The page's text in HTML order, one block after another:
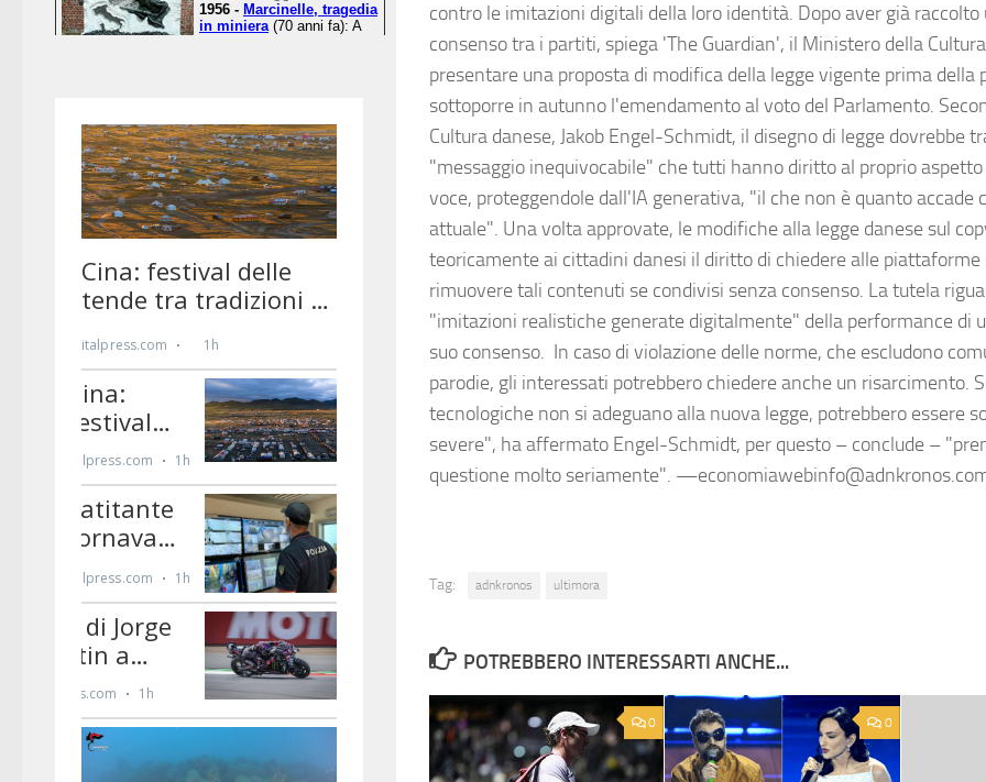
contro le imitazioni digitali della loro identità. Dopo aver già raccolto
consenso tra i partiti, spiega 'The Guardian', il Ministero della
presentare una proposta di modifica della legge vigente prima della
sottoporre in autunno l'emendamento al voto del Parlamento.
Cultura danese, Jakob Engel-Schmidt, il disegno di legge dovrebbe
"messaggio inequivocabile" che tutti hanno diritto al proprio
voce, proteggendole dall'IA generativa, "il che non è quanto accade
attuale". Una volta approvate, le modifiche alla legge danese sul
teoricamente ai cittadini danesi il diritto di chiedere alle piattaforme
rimuovere tali contenuti se condivisi senza consenso. La tutela
"imitazioni realistiche generate digitalmente" della performance di
suo consenso. In caso di violazione delle norme, che escludono
parodie, gli interessati potrebbero chiedere anche un risarcimento.
tecnologiche non si adeguano alla nuova legge, potrebbero essere
severe", ha affermato Engel-Schmidt, per questo – conclude –
questione molto seriamente".
Tag: adnkronos ultimora
POTREBBERO INTERESSARTI ANCHE...
0 0